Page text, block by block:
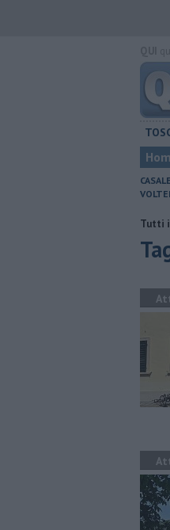
Tutti
​Benzina, gasolio, gpl,